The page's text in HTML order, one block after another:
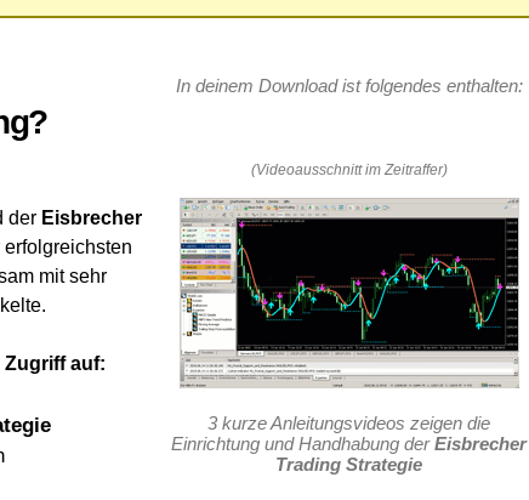
der Eisbrecher
mit sehr
Zugriff auf:
In deinem Download ist folgendes enthalten:
(Videoausschnitt im Zeitraffer)
3 kurze Anleitungsvideos zeigen die
Einrichtung und Handhabung derEisbrecher
Trading Strategie